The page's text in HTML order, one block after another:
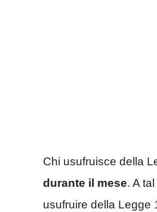
Chi usufruisce della
durante il mese. A
usufruire della Legge